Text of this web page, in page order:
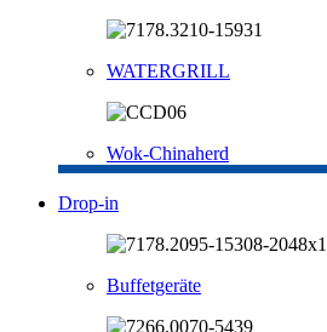
WATERGRILL
Wok-Chinaherd
Drop-in
Buffetgeräte